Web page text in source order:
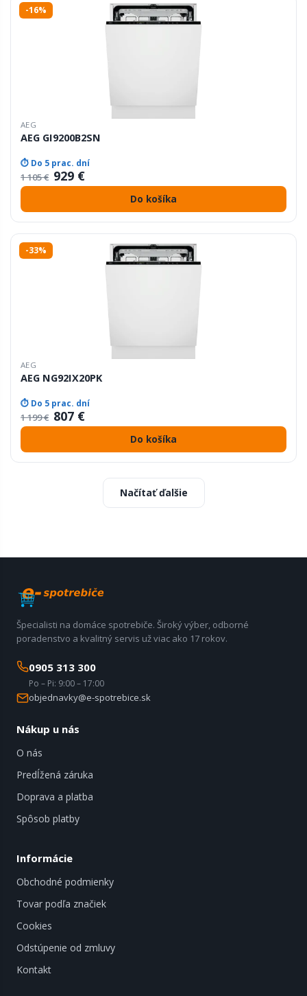
-16%
AEG
AEG GI9200B2SN
⏱ Do 5 prac. dní
1 105 € 929 €
Do košíka
-33%
AEG
AEG NG92IX20PK
⏱ Do 5 prac. dní
1 199 € 807 €
Do košíka
Načítať ďalšie
Špecialisti na domáce spotrebiče. Široký výber, odborné
poradenstvo a kvalitný servis už viac ako 17 rokov.
0905 313 300
Po – Pi: 9:00 – 17:00
objednavky@e-spotrebice.sk
Nákup u nás
O nás
Predĺžená záruka
Doprava a platba
Spôsob platby
Informácie
Obchodné podmienky
Tovar podľa značiek
Cookies
Odstúpenie od zmluvy
Kontakt